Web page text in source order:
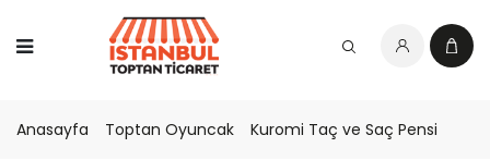
Anasayfa Toptan Oyuncak Kuromi Taç ve Saç Pensi